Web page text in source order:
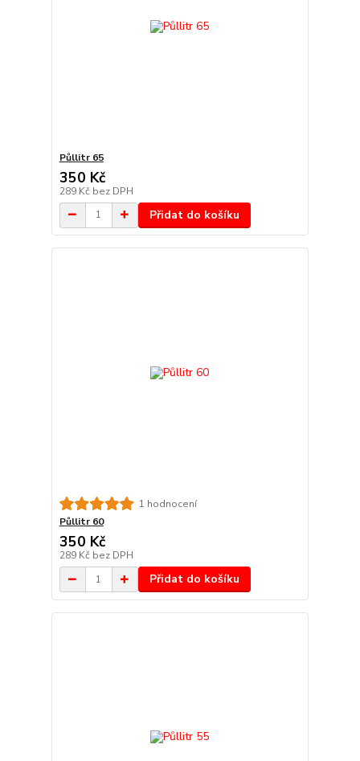
Půllitr 65
350 Kč
289 Kč bez DPH
Přidat do košíku
1 hodnocení
Půllitr 60
350 Kč
289 Kč bez DPH
Přidat do košíku